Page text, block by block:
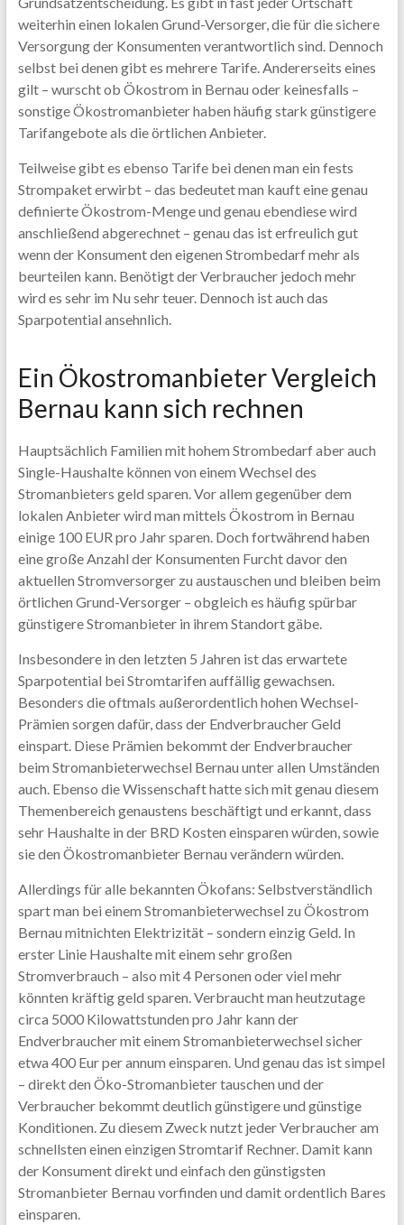
weiterhin einen lokalen Grund-Versorger, die für die sichere
Versorgung der Konsumenten verantwortlich sind. Dennoch
selbst bei denen gibt es mehrere Tarife. Andererseits eines
gilt – wurscht ob Ökostrom in Bernau oder keinesfalls –
sonstige Ökostromanbieter haben häufig stark günstigere
Tarifangebote als die örtlichen Anbieter.
Teilweise gibt es ebenso Tarife bei denen man ein fests
Strompaket erwirbt – das bedeutet man kauft eine genau
definierte Ökostrom-Menge und genau ebendiese wird
anschließend abgerechnet – genau das ist erfreulich gut
wenn der Konsument den eigenen Strombedarf mehr als
beurteilen kann. Benötigt der Verbraucher jedoch mehr
wird es sehr im Nu sehr teuer. Dennoch ist auch das
Sparpotential ansehnlich.
Ein Ökostromanbieter Vergleich
Bernau kann sich rechnen
Hauptsächlich Familien mit hohem Strombedarf aber auch
Single-Haushalte können von einem Wechsel des
Stromanbieters geld sparen. Vor allem gegenüber dem
lokalen Anbieter wird man mittels Ökostrom in Bernau
einige 100 EUR pro Jahr sparen. Doch fortwährend haben
eine große Anzahl der Konsumenten Furcht davor den
aktuellen Stromversorger zu austauschen und bleiben beim
örtlichen Grund-Versorger – obgleich es häufig spürbar
günstigere Stromanbieter in ihrem Standort gäbe.
Insbesondere in den letzten 5 Jahren ist das erwartete
Sparpotential bei Stromtarifen auffällig gewachsen.
Besonders die oftmals außerordentlich hohen Wechsel-
Prämien sorgen dafür, dass der Endverbraucher Geld
einspart. Diese Prämien bekommt der Endverbraucher
beim Stromanbieterwechsel Bernau unter allen Umständen
auch. Ebenso die Wissenschaft hatte sich mit genau diesem
Themenbereich genaustens beschäftigt und erkannt, dass
sehr Haushalte in der BRD Kosten einsparen würden, sowie
sie den Ökostromanbieter Bernau verändern würden.
Allerdings für alle bekannten Ökofans: Selbstverständlich
spart man bei einem Stromanbieterwechsel zu Ökostrom
Bernau mitnichten Elektrizität – sondern einzig Geld. In
erster Linie Haushalte mit einem sehr großen
Stromverbrauch – also mit 4 Personen oder viel mehr
könnten kräftig geld sparen. Verbraucht man heutzutage
circa 5000 Kilowattstunden pro Jahr kann der
Endverbraucher mit einem Stromanbieterwechsel sicher
etwa 400 Eur per annum einsparen. Und genau das ist simpel
– direkt den Öko-Stromanbieter tauschen und der
Verbraucher bekommt deutlich günstigere und günstige
Konditionen. Zu diesem Zweck nutzt jeder Verbraucher am
schnellsten einen einzigen Stromtarif Rechner. Damit kann
der Konsument direkt und einfach den günstigsten
Stromanbieter Bernau vorfinden und damit ordentlich Bares
einsparen.